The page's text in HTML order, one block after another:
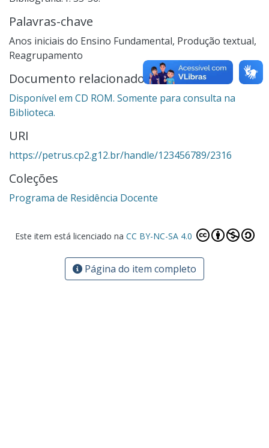
Palavras-chave
Anos iniciais do Ensino Fundamental, Produção textual,
Reagrupamento
Documento relacionado
Disponível em CD ROM. Somente para consulta na
Biblioteca.
URI
https://petrus.cp2.g12.br/handle/123456789/2316
Coleções
Programa de Residência Docente
Este item está licenciado na CC BY-NC-SA 4.0
Página do item completo